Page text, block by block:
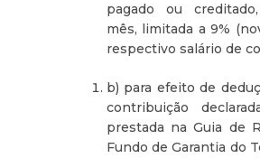
pagado ou
mês, limitada a 9%
respectivo salário de
b) para efeito de
contribuição
prestada na Guia de
Fundo de Garantia do